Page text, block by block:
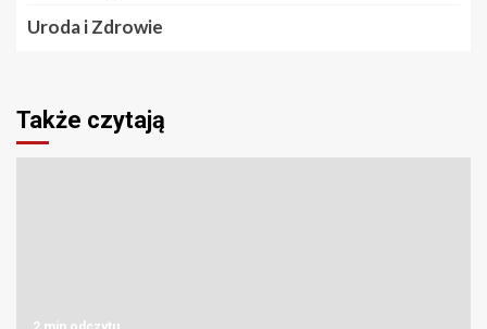
Uroda i Zdrowie
Także czytają